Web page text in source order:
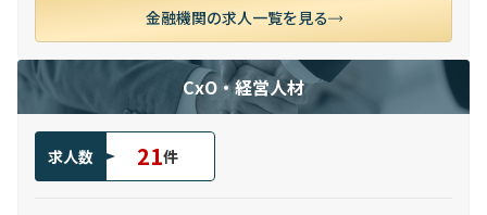
金融機関の求人一覧を見る
CxO・経営人材
求人数 21件